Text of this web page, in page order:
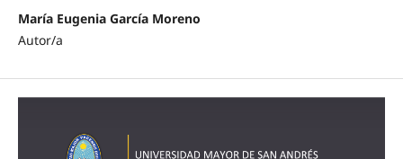
María Eugenia García Moreno
Autor/a